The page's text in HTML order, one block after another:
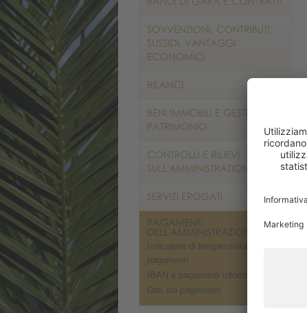
Indicatore di tempestività dei
pagamenti
IBAN e pagamenti informatici
Dati sui pagamenti